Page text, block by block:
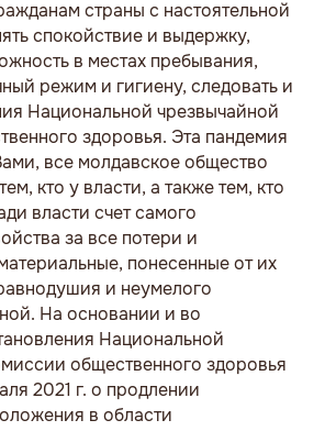
страны с настоятельной
спокойствие и выдержку,
в местах пребывания,
режим и гигиену, следовать и
Национальной чрезвычайной
здоровья. Эта пандемия
все молдавское общество
кто у власти, а также тем, кто
власти счет самого
за все потери и
понесенные от их
и неумелого
На основании и во
Национальной
общественного здоровья
2021 г. о продлении
в области